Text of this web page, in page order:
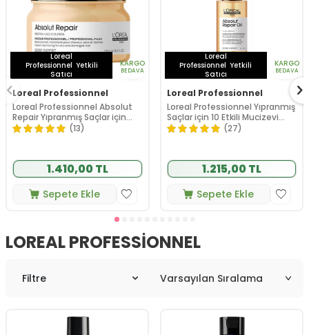
Loreal
Professionnel Yetkili
Satıcı
KARGO
BEDAVA
Loreal Professionnel
Loreal Professionnel Absolut
Repair Yıpranmış Saçlar için
Maske 250 ml(13)
1.410,00 TL
Sepete Ekle
Loreal
Professionnel Yetkili
Satıcı
KARGO
BEDAVA
Loreal Professionnel
Loreal Professionnel Yıpranmış
Saçlar için 10 Etkili Mucizevi
Bakım Yağı 90 ml
(27)
1.215,00 TL
Sepete Ekle
LOREAL PROFESSIONNEL
Filtre